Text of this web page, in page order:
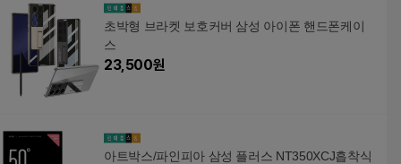
초박형 브라켓 보호커버 삼성 아이폰 핸드폰케이
스
23,500원
아트박스/파인피아 삼성 플러스 NT350XCJ흡착식